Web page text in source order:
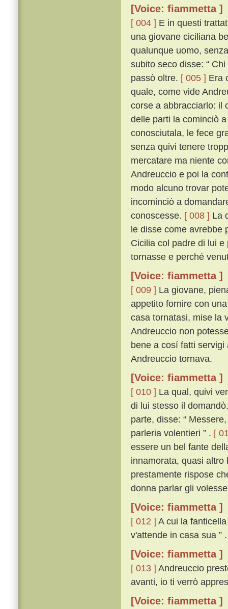
[Voice: fiammetta ]
[ 004 ] E in questi
una giovane ciciliana
qualunque uomo,
subito seco disse: “
passò oltre. [ 005 ] Era
quale, come vide
corse a abbracciarlo: il
delle parti la cominciò
conosciutala, le fece
senza quivi tenere
mercatare ma niente
Andreuccio e poi la
modo alcuno trovar
incominciò a
conoscesse. [ 008 ] La
le disse come avrebbe
Cicilia col padre di lui
tornasse e perché
[Voice: fiammetta ]
[ 009 ] La giovane,
appetito fornire con
casa tornatasi, mise la
Andreuccio non
bene a cosí fatti
Andreuccio tornava.
[Voice: fiammetta ]
[ 010 ] La qual, quivi
di lui stesso il
parte, disse: “
parleria volentieri ” . [
essere un bel fante
innamorata, quasi
prestamente rispose
donna parlar gli
[Voice: fiammetta ]
[ 012 ] A cui la
v'attende in casa sua ” .
[Voice: fiammetta ]
[ 013 ] Andreuccio
avanti, io ti verrò
[Voice: fiammetta ]